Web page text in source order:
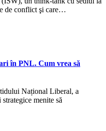
de conflict şi care…
în PNL. Cum vrea să
Național Liberal, a
menite să